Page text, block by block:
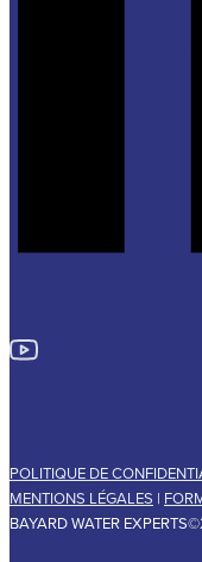
POLITIQUE DE
MENTIONS LÉGALES |
BAYARD WATER